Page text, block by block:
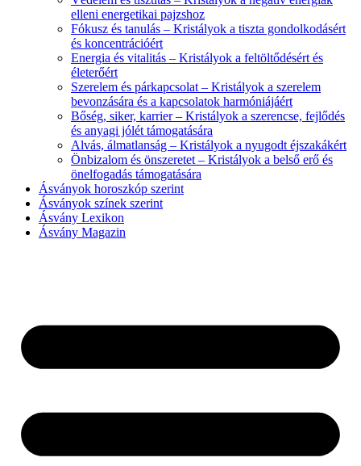
elleni energetikai pajzshoz
Fókusz és tanulás – Kristályok a tiszta gondolkodásért
és koncentrációért
Energia és vitalitás – Kristályok a feltöltődésért és
életerőért
Szerelem és párkapcsolat – Kristályok a szerelem
bevonzására és a kapcsolatok harmóniájáért
Bőség, siker, karrier – Kristályok a szerencse, fejlődés
és anyagi jólét támogatására
Alvás, álmatlanság – Kristályok a nyugodt éjszakákért
Önbizalom és önszeretet – Kristályok a belső erő és
önelfogadás támogatására
Ásványok horoszkóp szerint
Ásványok színek szerint
Ásvány Lexikon
Ásvány Magazin